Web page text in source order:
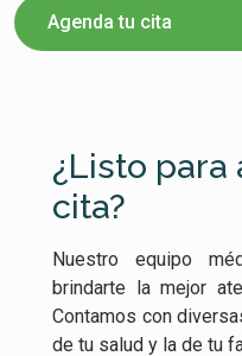
Agenda tu cita
¿Listo para
cita?
Nuestro equipo
brindarte la mejor
Contamos con
de tu salud y la de tu